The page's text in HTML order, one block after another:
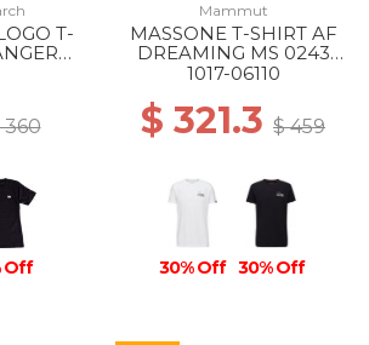
T-
360
Off
Mammut
MASSONE T-SHIRT AF
DREAMING MS 0243
WHITE
1017-06110
$ 321.3 $ 459
30% Off 30% Off